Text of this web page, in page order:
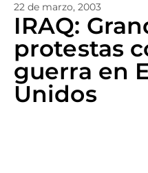
22 de marzo, 2003
IRAQ:
protestas
guerra en
Unidos